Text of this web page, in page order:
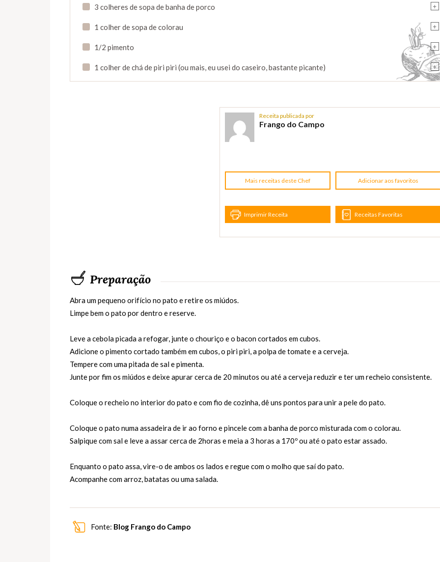
+
3 colheres de sopa de banha de porco
+
1 colher de sopa de colorau
+
1/2 pimento
+
1 colher de chá de piri piri (ou mais, eu usei do caseiro, bastante picante)
Receita publicada por
Frango do Campo
Mais receitas deste Chef Adicionar aos favoritos
Imprimir Receita Receitas Favoritas
Preparação
Abra um pequeno orifício no pato e retire os miúdos.
Limpe bem o pato por dentro e reserve.
Leve a cebola picada a refogar, junte o chouriço e o bacon cortados em cubos.
Adicione o pimento cortado também em cubos, o piri piri, a polpa de tomate e a cerveja.
Tempere com uma pitada de sal e pimenta.
Junte por fim os miúdos e deixe apurar cerca de 20 minutos ou até a cerveja reduzir e ter um recheio consistente.
Coloque o recheio no interior do pato e com fio de cozinha, dê uns pontos para unir a pele do pato.
Coloque o pato numa assadeira de ir ao forno e pincele com a banha de porco misturada com o colorau.
Salpique com sal e leve a assar cerca de 2horas e meia a 3 horas a 170º ou até o pato estar assado.
Enquanto o pato assa, vire-o de ambos os lados e regue com o molho que saí do pato.
Acompanhe com arroz, batatas ou uma salada.
Fonte: Blog Frango do Campo